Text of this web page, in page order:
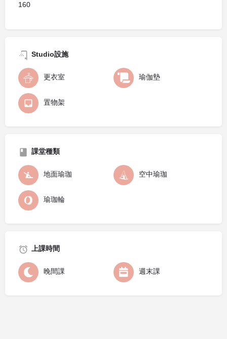
160
Studio設施
更衣室 瑜伽墊
置物架
課堂種類
地面瑜珈 空中瑜珈
瑜珈輪
上課時間
晚間課 週末課